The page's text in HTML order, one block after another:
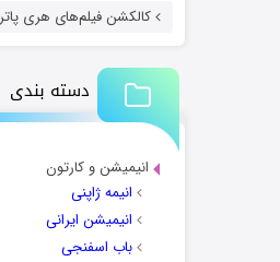
کالکشن فیلم‌های هری پاتر
دسته بندی
انیمیشن و کارتون
انیمه ژاپنی
انیمیشن ایرانی
باب اسفنجی